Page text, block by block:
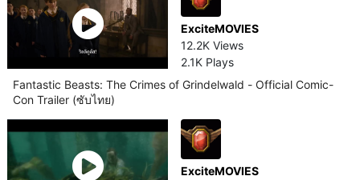
ExciteMOVIES
12.2K Views
2.1K Plays
Fantastic Beasts: The Crimes of Grindelwald - Official Comic-
Con Trailer (ซับไทย)
ExciteMOVIES